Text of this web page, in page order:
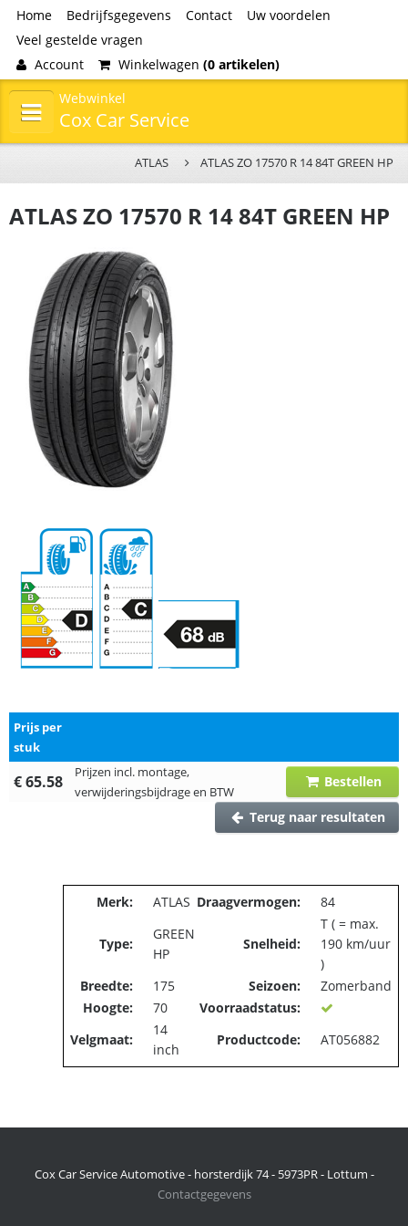
Home Bedrijfsgegevens Contact
Uw voordelen
Veel gestelde vragen
Account
Winkelwagen (0 artikelen)
Webwinkel
Cox Car Service
ATLAS ATLAS ZO 17570 R 14 84T GREEN HP
ATLAS ZO 17570 R 14 84T GREEN HP
Prijs per
stuk
€ 65.58
Prijzen incl. montage,
verwijderingsbijdrage en BTW
Bestellen
Terug naar resultaten
Merk: ATLAS Draagvermogen: 84
Type:
GREEN
HP
Snelheid:
T ( = max.
190 km/uur
)
Breedte:
175 Seizoen:
Zomerband
Hoogte:
70
Voorraadstatus:
Velgmaat:
14
inch
Productcode: AT056882
Cox Car Service Automotive - horsterdijk 74 - 5973PR - Lottum -
Contactgegevens